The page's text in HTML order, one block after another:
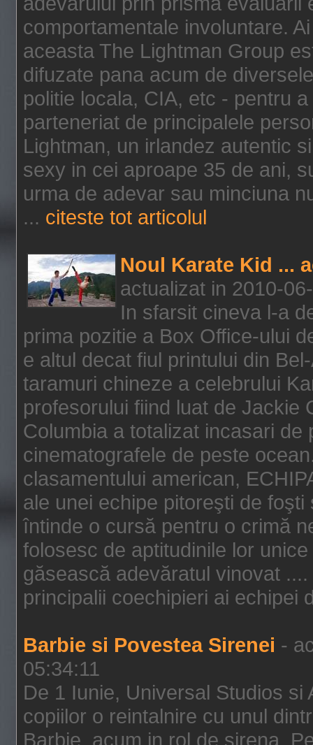
comportamentale involuntare.
aceasta The Lightman Group
difuzate pana acum de
politie locala, CIA, etc - pentru
parteneriat de principalele
Lightman, un irlandez autentic
sexy in cei aproape 35 de ani,
urma de adevar sau minciuna
... citeste tot articolul
Noul Karate Kid ...
actualizat in 2010-
In sfarsit cineva l-a
prima pozitie a Box Office-ului
e altul decat fiul printului din
taramuri chineze a celebrului
profesorului fiind luat de Jackie
Columbia a totalizat incasari
cinematografele de peste
clasamentului american,
ale unei echipe pitoreşti de
întinde o cursă pentru o crimă
folosesc de aptitudinile lor
găsească adevăratul vinovat
principalii coechipieri ai echipei
Barbie si Povestea Sirenei -
05:34:11
De 1 Iunie, Universal Studios si
copiilor o reintalnire cu unul
Barbie, acum in rol de sirena.